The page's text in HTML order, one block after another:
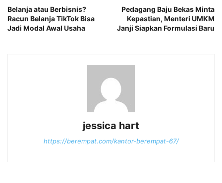
Belanja atau Berbisnis?
Racun Belanja TikTok Bisa
Jadi Modal Awal Usaha
Pedagang Baju Bekas Minta
Kepastian, Menteri UMKM
Janji Siapkan Formulasi Baru
jessica hart
https://berempat.com/kantor-berempat-67/